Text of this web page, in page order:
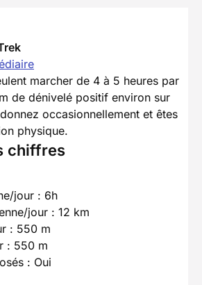
marcher de 4 à 5 heures par
de dénivelé positif environ sur
occasionnellement et êtes
physique.
chiffres
jour : 6h
jour : 12 km
: 550 m
: 550 m
: Oui